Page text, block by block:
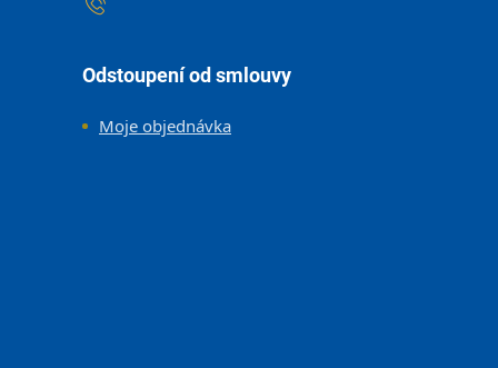
Odstoupení od smlouvy
Moje objednávka